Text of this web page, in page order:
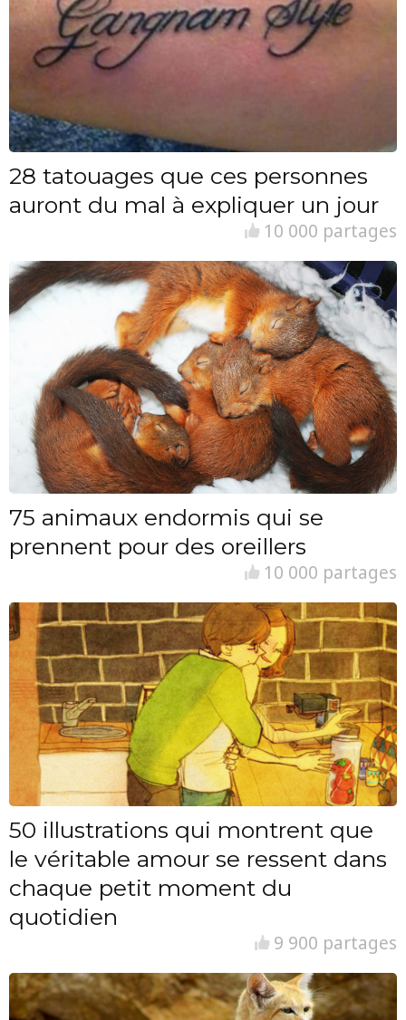
28 tatouages que ces personnes
auront du mal à expliquer un jour
10 000 partages
75 animaux endormis qui se
prennent pour des oreillers
10 000 partages
50 illustrations qui montrent que
le véritable amour se ressent dans
chaque petit moment du
quotidien
9 900 partages